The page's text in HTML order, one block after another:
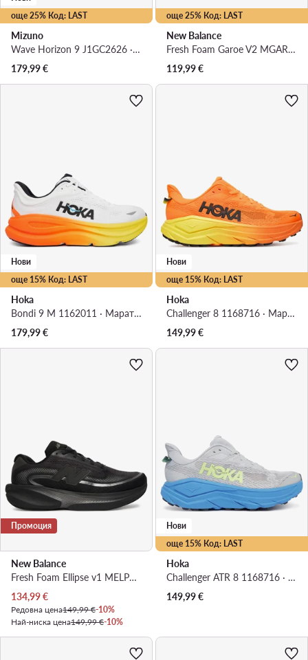
още 25% Код: LAST
Mizuno
Wave Horizon 9 J1GC2626 · Маратонки за бягане
179,99€
още 25% Код: LAST
New Balance
Fresh Foam Garoe V2 MGARO1PX · Маратонки за бягане
119,99€
още 15% Код: LAST
Нови
Hoka
Bondi 9 M 1162011 · Маратонки за бягане
179,99€
още 15% Код: LAST
Нови
Hoka
Challenger 8 1168716 · Маратонки за бягане
149,99€
Промоция
New Balance
Fresh Foam Ellipse v1 MELPS21O · Маратонки за бягане
Актуална цена
134,99€
Редовна цена149,99 €-10%
Най-ниска цена149,99 €-10%
още 15% Код: LAST
Нови
Hoka
Challenger ATR 8 1168716 · Маратонки за бягане
149,99€